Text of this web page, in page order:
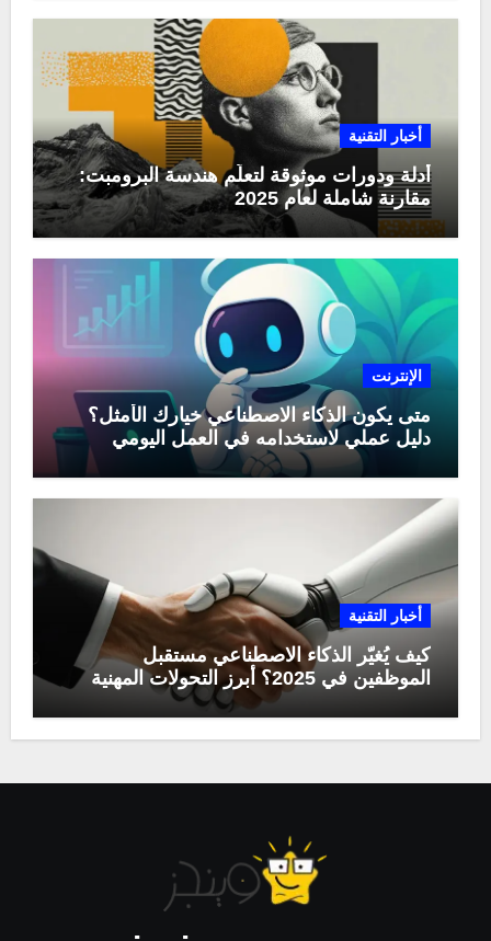
أخبار التقنية
أدلة ودورات موثوقة لتعلّم هندسة البرومبت:
مقارنة شاملة لعام 2025
الإنترنت
متى يكون الذكاء الاصطناعي خيارك الأمثل؟
دليل عملي لاستخدامه في العمل اليومي
أخبار التقنية
كيف يُغيّر الذكاء الاصطناعي مستقبل
الموظفين في 2025؟ أبرز التحولات المهنية